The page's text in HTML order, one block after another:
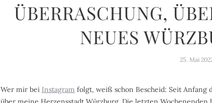
ÜBERRASCHUNG,
NEUES
25. Mai
Wer mir bei Instagram folgt, weiß schon Bescheid: Seit Anfang